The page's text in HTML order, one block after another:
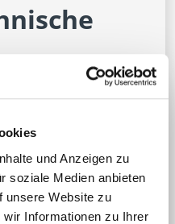
und Anzeigen zu
soziale Medien anbieten
unsere Website zu
Informationen zu Ihrer
bei deinem
effektiv
die
zur